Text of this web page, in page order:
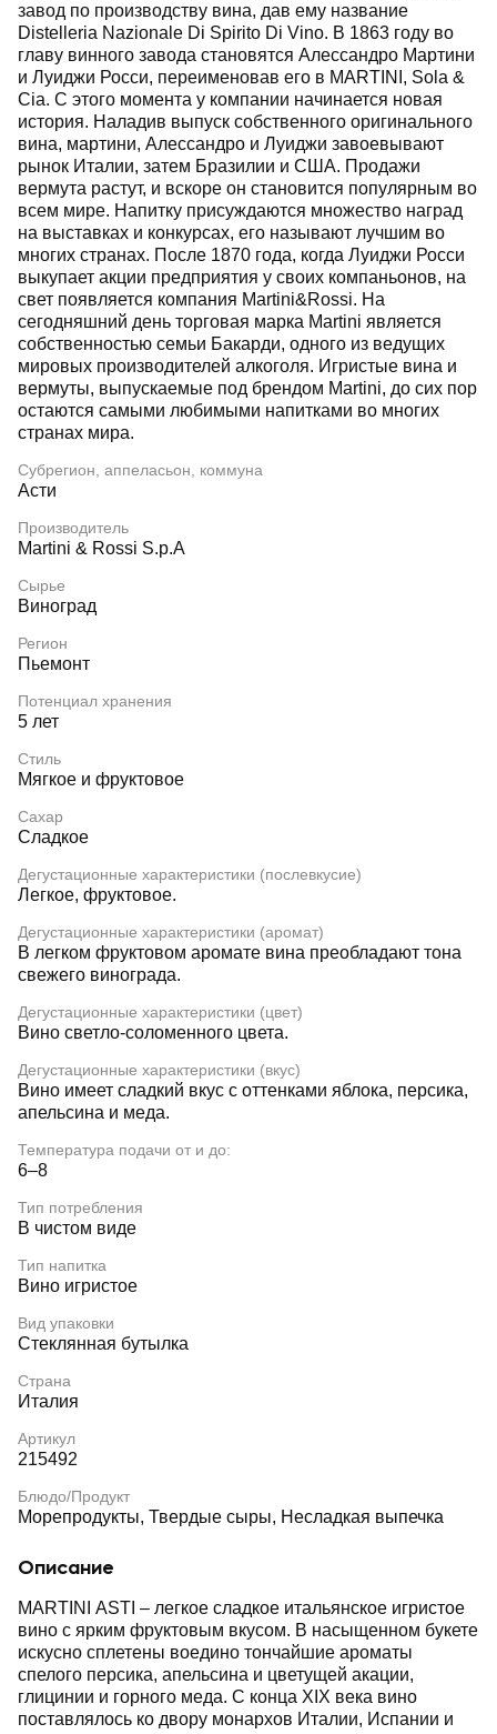
завод по производству вина, дав ему название
Distelleria Nazionale Di Spirito Di Vino. В 1863 году во
главу винного завода становятся Алессандро Мартини
и Луиджи Росси, переименовав его в MARTINI, Sola &
Cia. С этого момента у компании начинается новая
история. Наладив выпуск собственного оригинального
вина, мартини, Алессандро и Луиджи завоевывают
рынок Италии, затем Бразилии и США. Продажи
вермута растут, и вскоре он становится популярным во
всем мире. Напитку присуждаются множество наград
на выставках и конкурсах, его называют лучшим во
многих странах. После 1870 года, когда Луиджи Росси
выкупает акции предприятия у своих компаньонов, на
свет появляется компания Martini&Rossi. На
сегодняшний день торговая марка Martini является
собственностью семьи Бакарди, одного из ведущих
мировых производителей алкоголя. Игристые вина и
вермуты, выпускаемые под брендом Martini, до сих пор
остаются самыми любимыми напитками во многих
странах мира.
Субрегион, аппеласьон, коммуна
Асти
Производитель
Martini & Rossi S.p.A
Сырье
Виноград
Регион
Пьемонт
Потенциал хранения
5 лет
Стиль
Мягкое и фруктовое
Сахар
Сладкое
Дегустационные характеристики (послевкусие)
Легкое, фруктовое.
Дегустационные характеристики (аромат)
В легком фруктовом аромате вина преобладают тона
свежего винограда.
Дегустационные характеристики (цвет)
Вино светло-соломенного цвета.
Дегустационные характеристики (вкус)
Вино имеет сладкий вкус с оттенками яблока, персика,
апельсина и меда.
Температура подачи от и до:
6–8
Тип потребления
В чистом виде
Тип напитка
Вино игристое
Вид упаковки
Стеклянная бутылка
Страна
Италия
Артикул
215492
Блюдо/Продукт
Морепродукты, Твердые сыры, Несладкая выпечка
Описание
MARTINI ASTI – легкое сладкое итальянское игристое
вино с ярким фруктовым вкусом. В насыщенном букете
искусно сплетены воедино тончайшие ароматы
спелого персика, апельсина и цветущей акации,
глицинии и горного меда. С конца XIX века вино
поставлялось ко двору монархов Италии, Испании и